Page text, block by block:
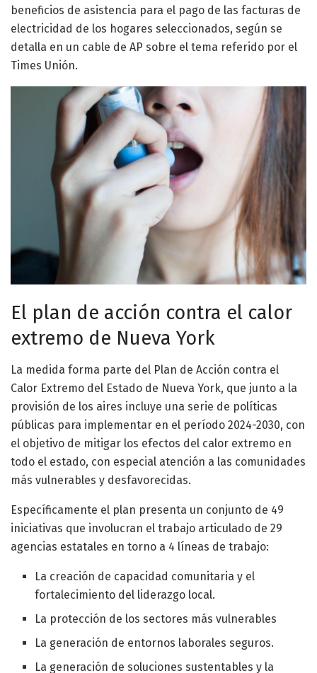
beneficios de asistencia para el pago de las facturas de
electricidad de los hogares seleccionados, según se
detalla en un cable de AP sobre el tema referido por el
Times Unión.
El plan de acción contra el calor
extremo de Nueva York
La medida forma parte del Plan de Acción contra el
Calor Extremo del Estado de Nueva York, que junto a la
provisión de los aires incluye una serie de políticas
públicas para implementar en el período 2024-2030, con
el objetivo de mitigar los efectos del calor extremo en
todo el estado, con especial atención a las comunidades
más vulnerables y desfavorecidas.
Específicamente el plan presenta un conjunto de 49
iniciativas que involucran el trabajo articulado de 29
agencias estatales en torno a 4 líneas de trabajo:
La creación de capacidad comunitaria y el
fortalecimiento del liderazgo local.
La protección de los sectores más vulnerables
La generación de entornos laborales seguros.
La generación de soluciones sustentables y la